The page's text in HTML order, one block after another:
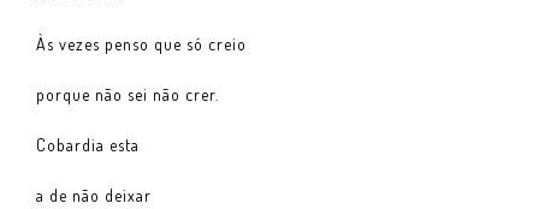
Às vezes penso que só creio
porque não sei não crer.
Cobardia esta
a de não deixar